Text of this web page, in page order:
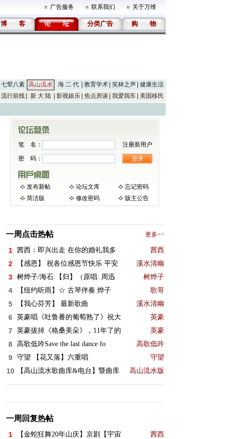
广告服务 联系我们 关于万维
博 客 论 坛 分类广告 购 物
七荤八素 高山流水 海 二 代 教育学术 笑林之声
健康生活
流行前线 新 大 陆 影视娱乐 焦点房谈 我爱我车 美国移民
笔 名：
注册新用户
密 码：
发布新帖 论坛文库
忘记密码
简洁版
修改密码 版主公告
一周点击热帖 更多>>
1 茜西：即兴出走 在你的婚礼我多 茜西
2 【感恩】 祝各位感恩节快乐 平安 溪水清幽
3 树烨子/海石:【归】（原唱: 周迅 树烨子
4 【纽约听雨】☆ 古琴伴奏 烨子 歌哥
5 【我心芬芳】 最新歌曲 溪水清幽
6 英豪唱《吐鲁番的葡萄熟了》祝大 英豪
7 英豪拔掉《格桑美朵》，11年了的 英豪
8 高歌低吟Save the last dance fo 高歌低吟
9 守望 【花又落】六重唱 守望
10 【高山流水歌曲库&电台】暨曲库 高山流水版
一周回复热帖
1 【金蛇狂舞20年山庆】京剧【宇宙 茜西